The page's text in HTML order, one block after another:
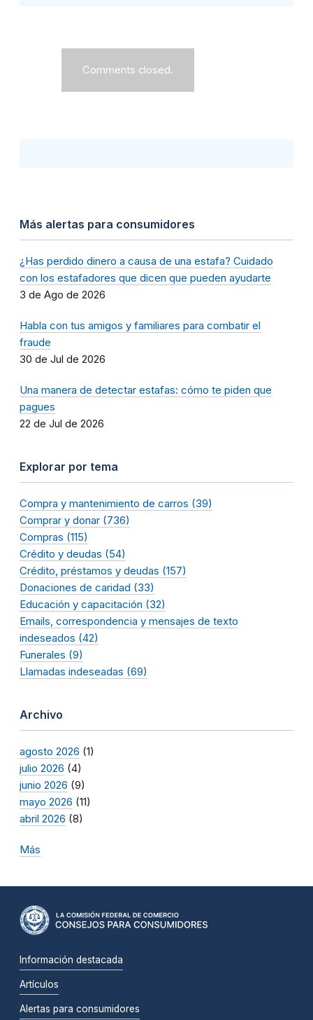
Comments closed.
Más alertas para consumidores
¿Has perdido dinero a causa de una estafa? Cuidado
con los estafadores que dicen que pueden ayudarte
3 de Ago de 2026
Habla con tus amigos y familiares para combatir el
fraude
30 de Jul de 2026
Una manera de detectar estafas: cómo te piden que
pagues
22 de Jul de 2026
Explorar por tema
Compra y mantenimiento de carros (39)
Comprar y donar (736)
Compras (115)
Crédito y deudas (54)
Crédito, préstamos y deudas (157)
Donaciones de caridad (33)
Educación y capacitación (32)
Emails, correspondencia y mensajes de texto
indeseados (42)
Funerales (9)
Llamadas indeseadas (69)
Archivo
agosto 2026 (1)
julio 2026 (4)
junio 2026 (9)
mayo 2026 (11)
abril 2026 (8)
Más
Información destacada
Artículos
Alertas para consumidores